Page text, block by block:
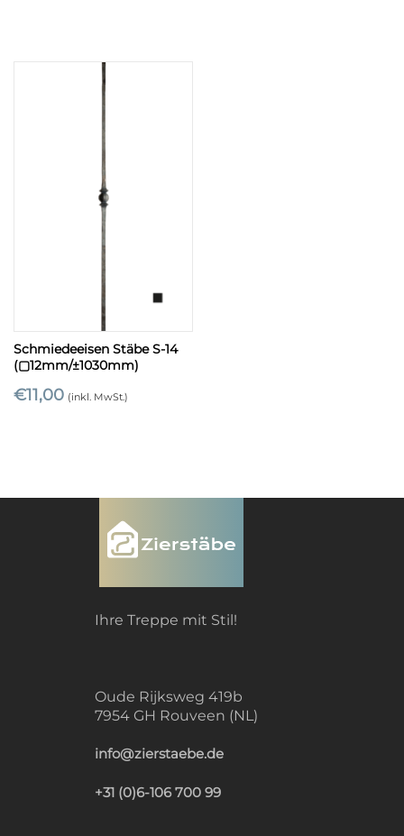
Schmiedeeisen Stäbe S-14
(▢12mm/±1030mm)
€11,00 (inkl. MwSt.)
Ihre Treppe mit Stil!
Oude Rijksweg 419b
7954 GH Rouveen (NL)
info@zierstaebe.de
+31 (0)6-106 700 99